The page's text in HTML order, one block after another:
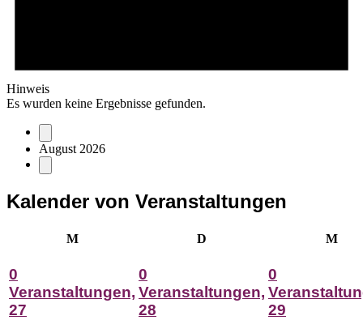
Hinweis
Es wurden keine Ergebnisse gefunden.
August 2026
Kalender von Veranstaltungen
MMontag D M
0
Veranstaltungen,
27
0
Veranstaltungen,
28
0
29